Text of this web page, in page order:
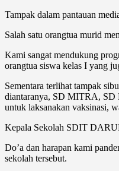
Tampak dalam pantauan
Salah satu orangtua murid
Kami sangat mendukung
orangtua siswa kelas I yang
Sementara terlihat tampak
diantaranya, SD MITRA, SD
untuk laksanakan vaksinasi,
Kepala Sekolah SDIT
Do’a dan harapan kami
sekolah tersebut.